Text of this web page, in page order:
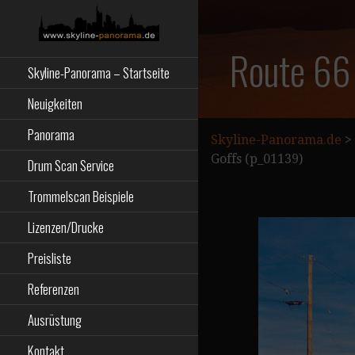
SKYLINE-
PANORAMA.DE
Skyline-Panorama – Startseite
Neuigkeiten
Panorama
Drum Scan Service
Trommelscan Beispiele
Lizenzen/Drucke
Preisliste
Referenzen
Ausrüstung
Kontakt
Route
Skyline-Panorama.de >
Goffs (p_01139)